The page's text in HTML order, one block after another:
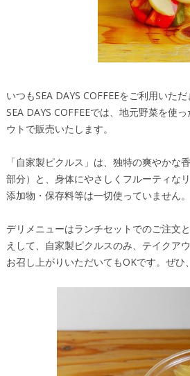
いつもSEA DAYS COFFEEをご利用いた
SEA DAYS COFFEEでは、地元野菜を使
ウトで販売いたします。
「自家製ピクルス」は、独特の爽やか
部分）と、身体にやさしくフルーティな
添加物・保存料等は一切使っていません。
デリメニューはランチセットでのご注文
えして、自家製ピクルスのみ、テイクア
お召し上がりいただいてもOKです。ぜひ